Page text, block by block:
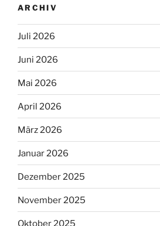
ARCHIV
Juli 2026
Juni 2026
Mai 2026
April 2026
März 2026
Januar 2026
Dezember 2025
November 2025
Oktober 2025